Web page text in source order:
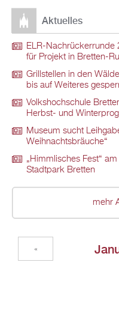
Aktuelles
ELR-Nachrückerrunde
für Projekt in Bretten-
Grillstellen in den
bis auf Weiteres
Volkshochschule
Herbst- und
Museum sucht
Weihnachtsbräuche“
„Himmlisches Fest“
Stadtpark Bretten
mehr
«